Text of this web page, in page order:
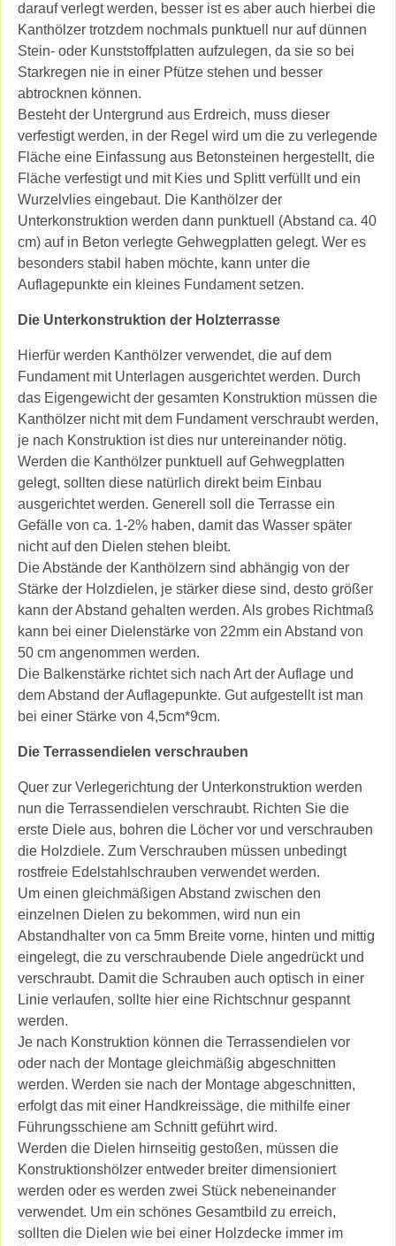
darauf verlegt werden, besser ist es aber auch hierbei die
Kanthölzer trotzdem nochmals punktuell nur auf dünnen
Stein- oder Kunststoffplatten aufzulegen, da sie so bei
Starkregen nie in einer Pfütze stehen und besser
abtrocknen können.
Besteht der Untergrund aus Erdreich, muss dieser
verfestigt werden, in der Regel wird um die zu verlegende
Fläche eine Einfassung aus Betonsteinen hergestellt, die
Fläche verfestigt und mit Kies und Splitt verfüllt und ein
Wurzelvlies eingebaut. Die Kanthölzer der
Unterkonstruktion werden dann punktuell (Abstand ca. 40
cm) auf in Beton verlegte Gehwegplatten gelegt. Wer es
besonders stabil haben möchte, kann unter die
Auflagepunkte ein kleines Fundament setzen.
Die Unterkonstruktion der Holzterrasse
Hierfür werden Kanthölzer verwendet, die auf dem
Fundament mit Unterlagen ausgerichtet werden. Durch
das Eigengewicht der gesamten Konstruktion müssen die
Kanthölzer nicht mit dem Fundament verschraubt werden,
je nach Konstruktion ist dies nur untereinander nötig.
Werden die Kanthölzer punktuell auf Gehwegplatten
gelegt, sollten diese natürlich direkt beim Einbau
ausgerichtet werden. Generell soll die Terrasse ein
Gefälle von ca. 1-2% haben, damit das Wasser später
nicht auf den Dielen stehen bleibt.
Die Abstände der Kanthölzern sind abhängig von der
Stärke der Holzdielen, je stärker diese sind, desto größer
kann der Abstand gehalten werden. Als grobes Richtmaß
kann bei einer Dielenstärke von 22mm ein Abstand von
50 cm angenommen werden.
Die Balkenstärke richtet sich nach Art der Auflage und
dem Abstand der Auflagepunkte. Gut aufgestellt ist man
bei einer Stärke von 4,5cm*9cm.
Die Terrassendielen verschrauben
Quer zur Verlegerichtung der Unterkonstruktion werden
nun die Terrassendielen verschraubt. Richten Sie die
erste Diele aus, bohren die Löcher vor und verschrauben
die Holzdiele. Zum Verschrauben müssen unbedingt
rostfreie Edelstahlschrauben verwendet werden.
Um einen gleichmäßigen Abstand zwischen den
einzelnen Dielen zu bekommen, wird nun ein
Abstandhalter von ca 5mm Breite vorne, hinten und mittig
eingelegt, die zu verschraubende Diele angedrückt und
verschraubt. Damit die Schrauben auch optisch in einer
Linie verlaufen, sollte hier eine Richtschnur gespannt
werden.
Je nach Konstruktion können die Terrassendielen vor
oder nach der Montage gleichmäßig abgeschnitten
werden. Werden sie nach der Montage abgeschnitten,
erfolgt das mit einer Handkreissäge, die mithilfe einer
Führungsschiene am Schnitt geführt wird.
Werden die Dielen hirnseitig gestoßen, müssen die
Konstruktionshölzer entweder breiter dimensioniert
werden oder es werden zwei Stück nebeneinander
verwendet. Um ein schönes Gesamtbild zu erreich,
sollten die Dielen wie bei einer Holzdecke immer im